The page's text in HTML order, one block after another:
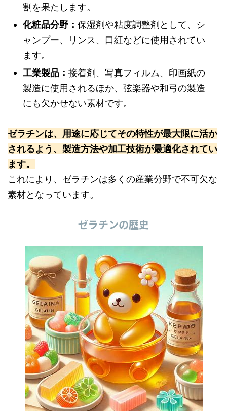
割を果たします。
化粧品分野： 保湿剤や粘度調整剤として、シ
ャンプー、リンス、口紅などに使用されてい
ます。
工業製品： 接着剤、写真フィルム、印画紙の
製造に使用されるほか、弦楽器や和弓の製造
にも欠かせない素材です。
ゼラチンは、用途に応じてその特性が最大限に活か
されるよう、製造方法や加工技術が最適化されてい
ます。
これにより、ゼラチンは多くの産業分野で不可欠な
素材となっています。
ゼラチンの歴史